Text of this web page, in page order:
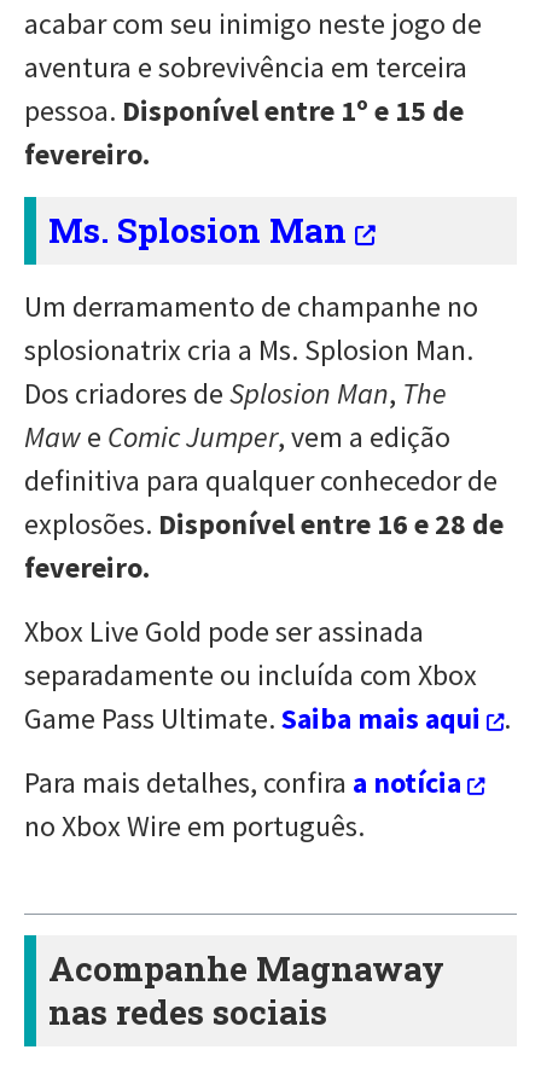
acabar com seu inimigo neste jogo de
aventura e sobrevivência em terceira
pessoa. Disponível entre 1º e 15 de
fevereiro.
Ms. Splosion Man
Um derramamento de champanhe no
splosionatrix cria a Ms. Splosion Man.
Dos criadores deSplosion Man, The
Mawe Comic Jumper, vem a edição
definitiva para qualquer conhecedor de
explosões. Disponível entre 16 e 28 de
fevereiro.
Xbox Live Gold pode ser assinada
separadamente ou incluída com Xbox
Game Pass Ultimate.Saiba mais aqui
.
Para mais detalhes, confira a notícia
no Xbox Wire em português.
Acompanhe Magnaway
nas redes sociais